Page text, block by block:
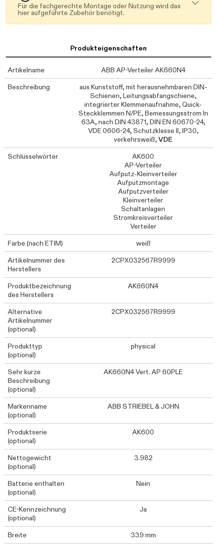
Für die fachgerechte Montage oder Nutzung wird das
hier aufgeführte Zubehör benötigt.
Produkteigenschaften
Artikelname
ABB AP-Verteiler AK660N4
Beschreibung
aus Kunststoff, mit herausnehmbaren DIN-
Schienen, Leitungsabfangschiene,
integrierter Klemmenaufnahme, Quick-
Steckklemmen N/PE, Bemessungsstrom In
63A, nach DIN 43871, DIN EN 60670-24,
VDE 0606-24, Schutzklasse II, IP30,
verkehrsweiß,VDE
Schlüsselwörter
AK600
AP-Verteiler
Aufputz-Kleinverteiler
Aufputzmontage
Aufputzverteiler
Kleinverteiler
Schaltanlagen
Stromkreisverteiler
Verteiler
Farbe (nach ETIM)
weiß
Artikelnummer des
Herstellers
2CPX032567R9999
Produktbezeichnung
des Herstellers
AK660N4
Alternative
Artikelnummer
(optional)
2CPX032567R9999
Produkttyp
(optional)
physical
Sehr kurze
Beschreibung
(optional)
AK660N4 Vert. AP 60PLE
Markenname
(optional)
ABB STRIEBEL & JOHN
Produktserie
(optional)
AK600
Nettogewicht
(optional)
3.982
Batterie enthalten
(optional)
Nein
CE-Kennzeichnung
(optional)
Ja
Breite
339 mm